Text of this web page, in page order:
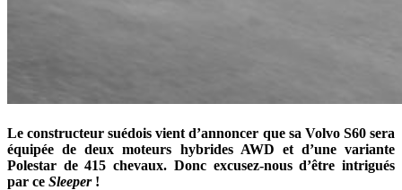
Le constructeur suédois vient d’annoncer que sa Volvo S60 sera
équipée de deux moteurs hybrides AWD et d’une variante
Polestar de 415 chevaux. Donc excusez-nous d’être intrigués
par ce Sleeper!